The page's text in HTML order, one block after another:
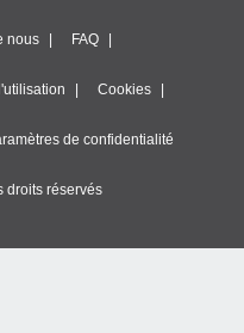
nous FAQ
Cookies
de confidentialité
droits réservés